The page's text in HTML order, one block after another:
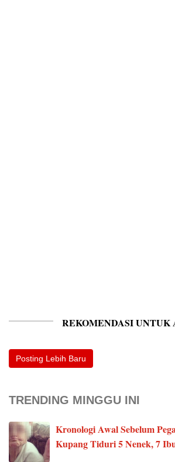
REKOMENDASI UNTUK
Posting Lebih Baru
TRENDING MINGGU INI
Kronologi Awal Sebelum
Kupang Tiduri 5 Nenek, 7